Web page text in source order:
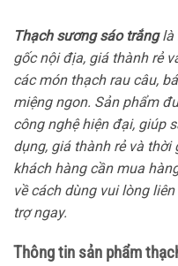
Thạch sương sáo trắnglà
gốc nội địa, giá thành rẻ
các món thạch rau câu,
miệng ngon. Sản phẩm
công nghệ hiện đại, giúp
dụng, giá thành rẻ và thời
khách hàng cần mua
về cách dùng vui lòng
trợ ngay.
Thông tin sản phẩm